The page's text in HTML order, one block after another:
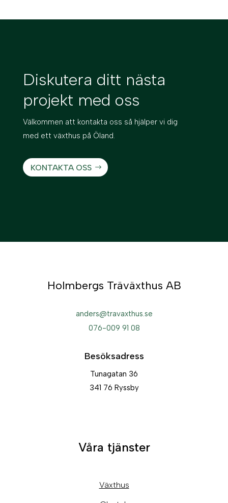
Diskutera ditt nästa
projekt med oss
Välkommen att kontakta oss så hjälper vi dig
med ett växthus på Öland.
KONTAKTA OSS
Holmbergs Träväxthus AB
anders@travaxthus.se
076-009 91 08
Besöksadress
Tunagatan 36
341 76 Ryssby
Våra tjänster
Växthus